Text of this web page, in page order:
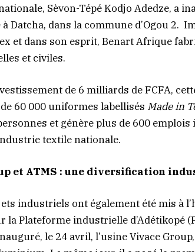
Sèvon-Tépé Kodjo Adedze, a
Datcha, dans la commune d’Ogou 2.
et dans son esprit, Benart Afrique
et civiles.
de 6 milliards de FCFA,
60 000 uniformes labellisés Made in
et génère plus de 600
textile nationale.
et ATMS : une diversification
industriels ont également été mis à
la Plateforme industrielle d’Adétikopé
le 24 avril, l’usine Vivace